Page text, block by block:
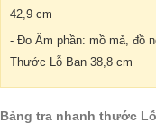
42,9 cm
- Đo Âm phần: mồ mả, đồ
Thước Lỗ Ban 38,8 cm
Bảng tra nhanh thước